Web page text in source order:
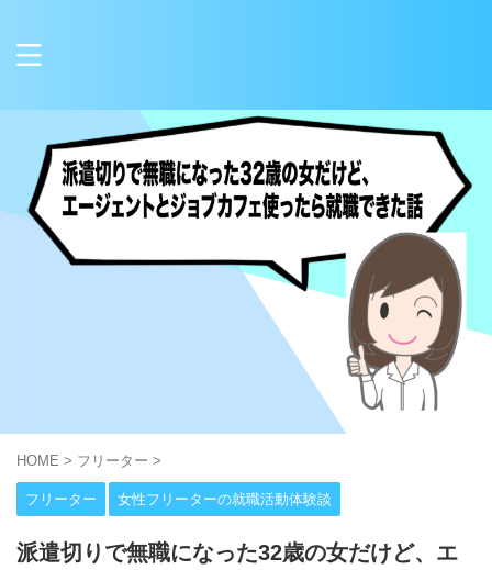
HOME > フリーター >
フリーター 女性フリーターの就職活動体験談
派遣切りで無職になった32歳の女だけど、エ